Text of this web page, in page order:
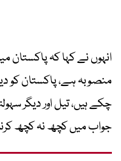
منصوبہ ہے، پاکستان کو
چکے ہیں، تیل اور دیگر
جواب میں کچھ نہ کچھ